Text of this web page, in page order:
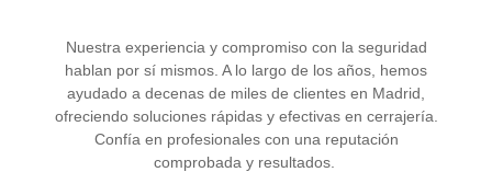
Nuestra experiencia y compromiso con la seguridad
hablan por sí mismos. A lo largo de los años, hemos
ayudado a decenas de miles de clientes en Madrid,
ofreciendo soluciones rápidas y efectivas en cerrajería.
Confía en profesionales con una reputación
comprobada y resultados.